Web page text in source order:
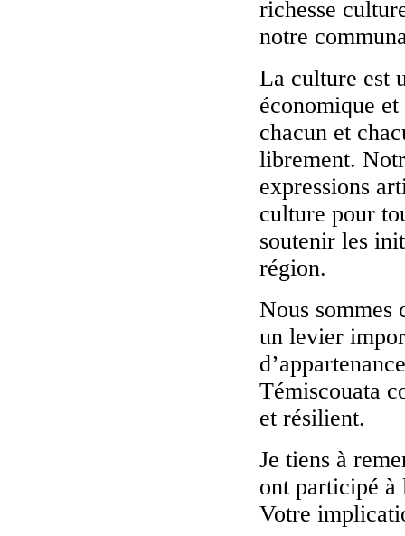
richesse
notre
La culture est
économique
chacun et
librement.
expressions
culture pour
soutenir les
région.
Nous sommes
un levier
Témiscouata
et résilient.
Je tiens à
ont participé à
Votre